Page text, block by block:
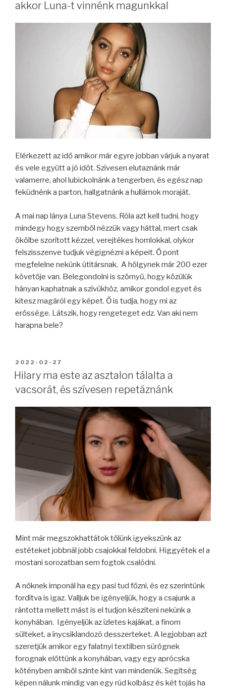
akkor Luna-t vinnénk magunkkal
Elérkezett az idő amikor már egyre jobban várjuk a nyarat
és vele együtt a jó időt. Szívesen elutaznánk már
valamerre, ahol lubickolnánk a tengerben, és egész nap
feküdnénk a parton, hallgatnánk a hullámok moraját.
A mai nap lánya Luna Stevens. Róla azt kell tudni, hogy
mindegy hogy szemből nézzük vagy háttal, mert csak
ökölbe szorított kézzel, verejtékes homlokkal, olykor
felszisszenve tudjuk végignézni a képeit. Ő pont
megfelelne nekünk útitársnak. A hölgynek már 200 ezer
követője van. Belegondolni is szörnyű, hogy közülük
hányan kaphatnak a szívükhöz, amikor gondol egyet és
kitesz magáról egy képet. Ő is tudja, hogy mi az
erőssége. Látszik, hogy rengeteget edz. Van aki nem
harapna bele?
BEKÜLDVE:
2022-02-27
Hilary ma este az asztalon tálalta a
vacsorát, és szívesen repetáznánk
Mint már megszokhattátok tőlünk igyekszünk az
estéteket jobbnál jobb csajokkal feldobni. Higgyétek el a
mostani sorozatban sem fogtok csalódni.
A nőknek imponál ha egy pasi tud főzni, és ez szerintünk
fordítva is igaz. Valljuk be igényeljük, hogy a csajunk a
rántotta mellett mást is el tudjon készíteni nekünk a
konyhában. Igényeljük az ízletes kajákat, a finom
sülteket, a ínycsiklandozó desszerteket. A legjobban azt
szeretjük amikor egy falatnyi textilben sürögnek
forognak előttünk a konyhában, vagy egy aprócska
kötényben amiből szinte kint van mindenük. Segítség
képen nálunk mindig van egy rúd kolbász és két tojás ha